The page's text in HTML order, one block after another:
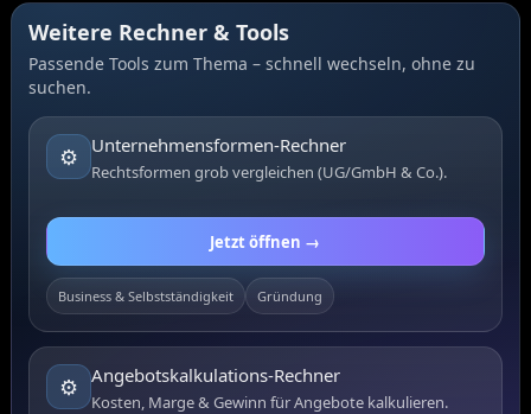
Weitere Rechner & Tools
Passende Tools zum Thema – schnell wechseln, ohne zu
suchen.
⚙️ Unternehmensformen-Rechner
Rechtsformen grob vergleichen (UG/GmbH & Co.).
Jetzt öffnen →
Business & Selbstständigkeit Gründung
⚙️ Angebotskalkulations-Rechner
Kosten, Marge & Gewinn für Angebote kalkulieren.